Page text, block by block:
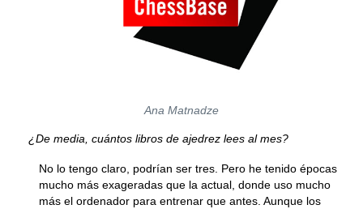
Ana Matnadze
¿De media, cuántos libros de ajedrez lees al mes?
No lo tengo claro, podrían ser tres. Pero he tenido épocas
mucho más exageradas que la actual, donde uso mucho
más el ordenador para entrenar que antes. Aunque los